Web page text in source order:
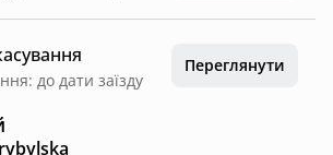
до дати заїзду
Переглянути